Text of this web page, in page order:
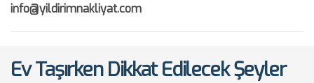
info@yildirimnakliyat.com
Ev Taşırken Dikkat Edilecek Şeyler